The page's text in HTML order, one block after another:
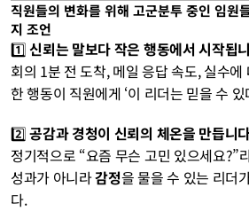
직원들의 변화를 위해 고군분투 중인 임원
지 조언
1️⃣ 신뢰는 말보다 작은 행동에서 시작됩
회의 1분 전 도착, 메일 응답 속도, 실수
한 행동이 직원에게 ‘이 리더는 믿을 수
2️⃣ 공감과 경청이 신뢰의 체온을 만듭니
정기적으로 “요즘 무슨 고민 있으세요?”
성과가 아니라 감정을 물을 수 있는 리더
다.